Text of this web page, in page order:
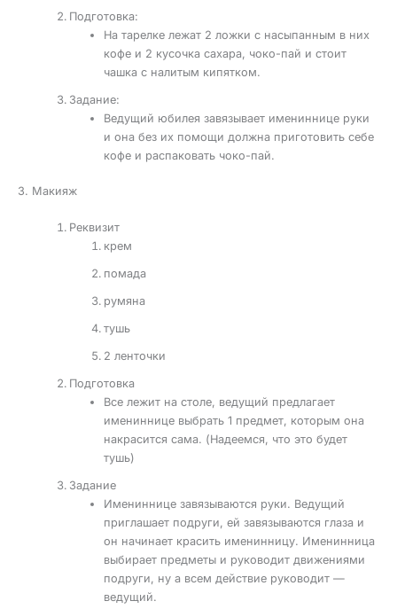
Подготовка:
На тарелке лежат 2 ложки с насыпанным в них
кофе и 2 кусочка сахара, чоко-пай и стоит
чашка с налитым кипятком.
Задание:
Ведущий юбилея завязывает имениннице руки
и она без их помощи должна приготовить себе
кофе и распаковать чоко-пай.
3. Макияж
Реквизит
крем
помада
румяна
тушь
2 ленточки
Подготовка
Все лежит на столе, ведущий предлагает
имениннице выбрать 1 предмет, которым она
накрасится сама. (Надеемся, что это будет
тушь)
Задание
Имениннице завязываются руки. Ведущий
приглашает подруги, ей завязываются глаза и
он начинает красить именинницу. Именинница
выбирает предметы и руководит движениями
подруги, ну а всем действие руководит —
ведущий.